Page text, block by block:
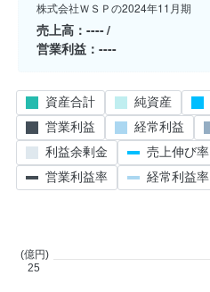
株式会社ＷＳＰの2024年11月期
売上高
----
営業利益
----
(億円)
25
資産合計 純資産
営業利益
経常利益
利益余剰金
売上伸び率
営業利益率
経常利益率